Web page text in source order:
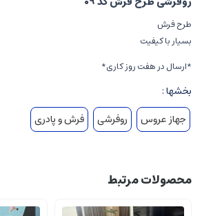
طرح فرش
بسیار با کیفیت
*ارسال در هفت روز کاری*
بخشها :
جهاز عروس
روفرشی فرش و پادری
محصولات مرتبط